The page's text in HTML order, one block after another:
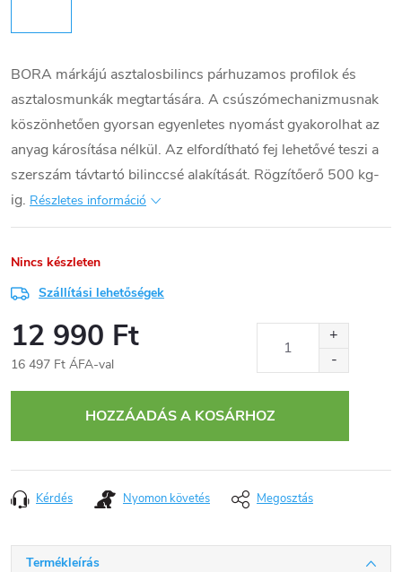
BORA márkájú asztalosbilincs párhuzamos profilok és
asztalosmunkák megtartására. A csúszómechanizmusnak
köszönhetően gyorsan egyenletes nyomást gyakorolhat az
anyag károsítása nélkül. Az elfordítható fej lehetővé teszi a
szerszám távtartó bilinccsé alakítását. Rögzítőerő 500 kg-
ig. Részletes információ
Nincs készleten
Szállítási lehetőségek
12 990 Ft
16 497 Ft ÁFA-val
HOZZÁADÁS A KOSÁRHOZ
Kérdés Nyomon követés Megosztás
Termékleírás